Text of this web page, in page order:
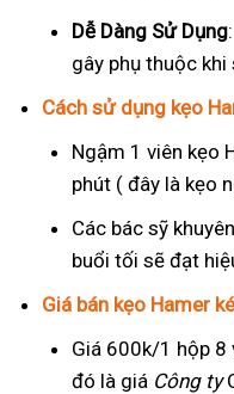
Dễ Dàng Sử Dụng
gây phụ thuộc
Cách sử dụng kẹo
Ngậm 1 viên kẹo
phút ( đây là kẹo
Các bác sỹ
buổi tối sẽ đạt
Giá bán kẹo Hamer
Giá 600k/1 hộp 8
đó là giá Công ty